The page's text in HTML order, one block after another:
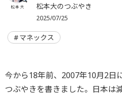
松本 大 松本大のつぶやき
2025/07/25
マネックス
今から18年前、2007年10月2日
つぶやきを書きました。日本は